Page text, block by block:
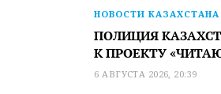
НОВОСТИ КАЗАХСТАНА
ПОЛИЦИЯ
К ПРОЕКТУ
6 АВГУСТА 2026, 20:39